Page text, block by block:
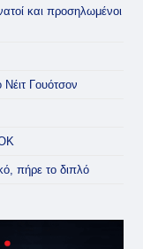
και προσηλωμένοι
Γουότσον
πήρε το διπλό